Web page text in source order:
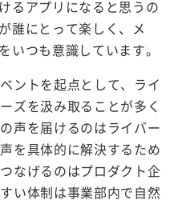
るアプリになると思うの
誰にとって楽しく、メ
いつも意識しています。
ントを起点として、ライ
ズを汲み取ることが多く
声を届けるのはライバー
を具体的に解決するため
なげるのはプロダクト企
い体制は事業部内で自然